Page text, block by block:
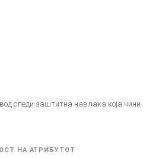
следи заштитна навлака која чини
НА АТРИБУТОТ